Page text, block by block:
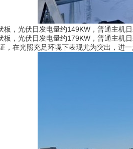
，光伏日发电量约149KW，普通主机
，光伏日发电量约179KW，普通主机
，在光照充足环境下表现尤为突出，进一